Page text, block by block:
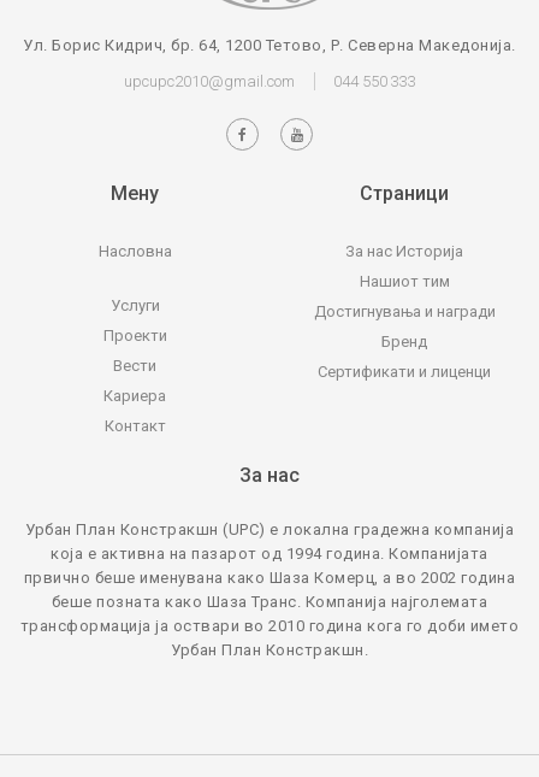
Ул. Борис Кидрич, бр. 64, 1200 Тетово, Р. Северна Македонија.
upcupc2010@gmail.com
044 550 333
Мену
Насловна
Услуги
Проекти
Вести
Кариера
Контакт
Страници
За нас Историја
Нашиот тим
Достигнувања и награди
Бренд
Сертификати и лиценци
За нас
Урбан План Констракшн (UPC) е локална градежна компанија
која е активна на пазарот од 1994 година. Компанијата
првично беше именувана како Шаза Комерц, а во 2002 година
беше позната како Шаза Транс. Компанија најголемата
трансформација ја оствари во 2010 година кога го доби името
Урбан План Констракшн.